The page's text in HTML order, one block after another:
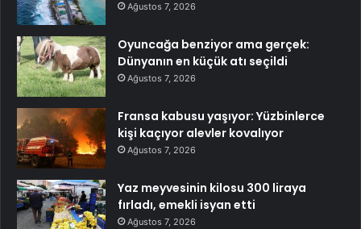
Ağustos 7, 2026
Oyuncağa benziyor ama gerçek:
Dünyanın en küçük atı seçildi
Ağustos 7, 2026
Fransa kabusu yaşıyor: Yüzbinlerce
kişi kaçıyor alevler kovalıyor
Ağustos 7, 2026
Yaz meyvesinin kilosu 300 liraya
fırladı, emekli isyan etti
Ağustos 7, 2026